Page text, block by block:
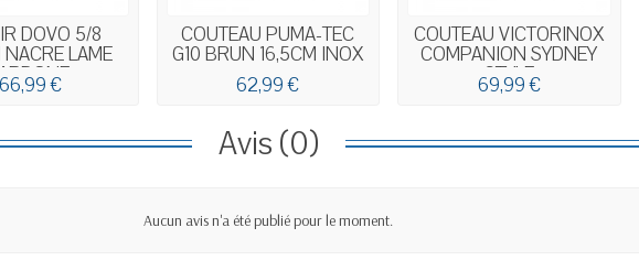
DOVO 5/8
LAME
€
COUTEAU PUMA-TEC
G10 BRUN 16,5CM INOX
62,99 €
COUTEAU VICTORINOX
COMPANION SYDNEY
STYLE
69,99 €
Avis (0)
Aucun avis n'a été publié pour le moment.